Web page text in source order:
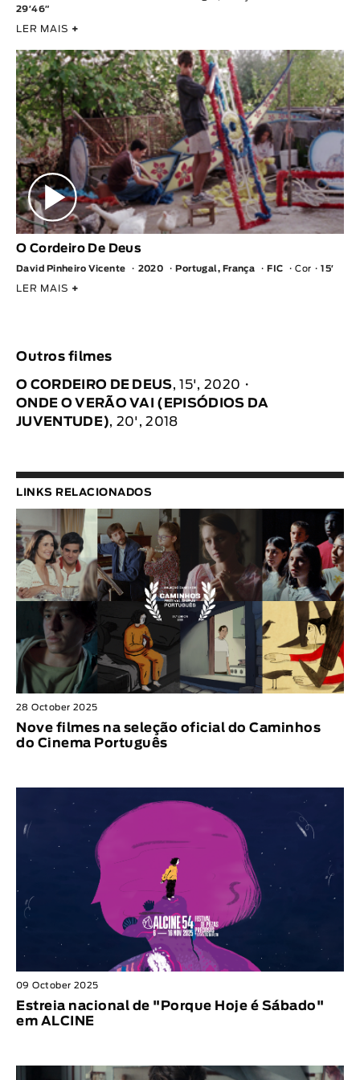
29′46″
LER MAIS +
O Cordeiro De Deus
David Pinheiro Vicente 2020 Portugal, França FIC Cor 15′
LER MAIS +
Outros filmes
O CORDEIRO DE DEUS, 15', 2020
ONDE O VERÃO VAI (EPISÓDIOS DA
JUVENTUDE), 20', 2018
LINKS RELACIONADOS
28 October 2025
Nove filmes na seleção oficial do Caminhos
do Cinema Português
09 October 2025
Estreia nacional de "Porque Hoje é Sábado"
em ALCINE